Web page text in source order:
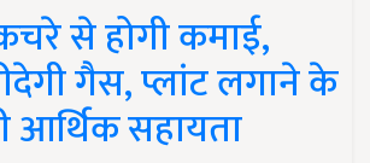
से होगी कमाई,
गैस, प्लांट लगाने के
आर्थिक सहायता